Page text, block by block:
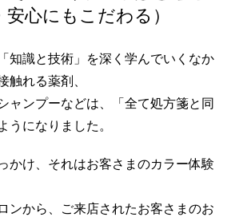
安心にもこだわる）
知識と技術」を深く学んでいくなか
触れる薬剤、
ャンプーなどは、「全て処方箋と同
になりました。
かけ、それはお客さまのカラー体験
ンから、ご来店されたお客さまのお